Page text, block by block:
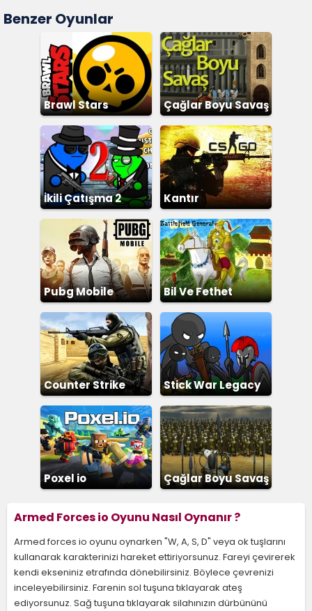
Benzer Oyunlar
Brawl Stars Çağlar Boyu Savaş
İkili Çatışma 2 Kantır
Pubg Mobile Bil Ve Fethet
Counter Strike Stick War Legacy
Poxel io
Çağlar Boyu Savaş
Armed Forces io Oyunu Nasıl Oynanır ?
Armed forces io oyunu oynarken "W, A, S, D" veya ok tuşlarını
kullanarak karakterinizi hareket ettiriyorsunuz. Fareyi çevirerek
kendi ekseniniz etrafında dönebilirsiniz. Böylece çevrenizi
inceleyebilirsiniz. Farenin sol tuşuna tıklayarak ateş
ediyorsunuz. Sağ tuşuna tıklayarak silahınızın dürbününü